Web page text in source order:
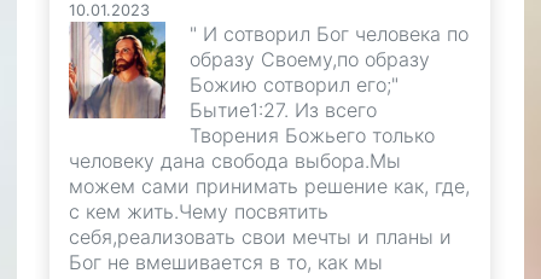
10.01.2023
" И сотворил Бог человека по
образу Своему,по образу
Божию сотворил его;"
Бытие1:27. Из всего
Творения Божьего только
человеку дана свобода выбора.Мы
можем сами принимать решение как, где,
с кем жить.Чему посвятить
себя,реализовать свои мечты и планы и
Бог не вмешивается в то, как мы